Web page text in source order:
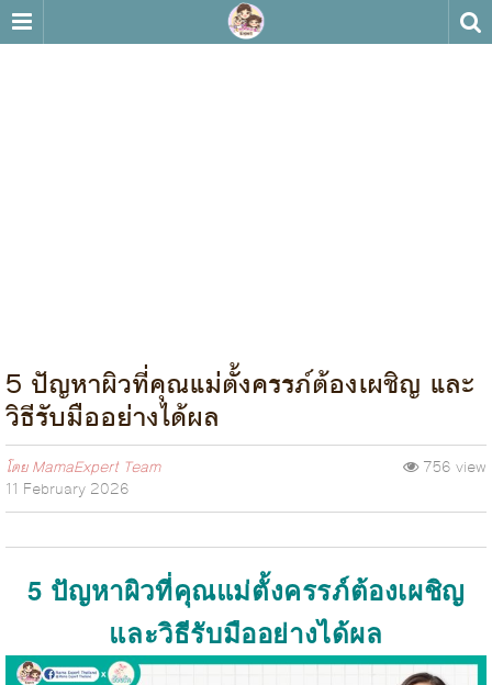
5 ปัญหาผิวที่คุณแม่ตั้งครรภ์ต้องเผชิญ และ
วิธีรับมืออย่างได้ผล
โดยMamaExpert Team
11 February 2026
756 view
5 ปัญหาผิวที่คุณแม่ตั้งครรภ์ต้องเผชิญ
และวิธีรับมืออย่างได้ผล